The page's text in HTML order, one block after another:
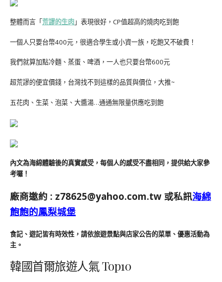
整體而言「荒謬的生肉」表現很好，CP值超高的燒肉吃到飽
一個人只要台幣400元，很適合學生或小資一族，吃飽又不破費！
我們就算加點冷麵、蒸蛋、啤酒，一人也只要台幣600元
超荒謬的便宜價錢，台灣找不到這樣的品質與價位，大推~
五花肉、生菜、泡菜、大醬湯…通通無限量供應吃到飽
內文為海綿體驗後的真實感受，每個人的感受不盡相同，提供給大家參
考囉！
廠商邀約 : z78625@yahoo.com.tw 或私訊海綿
飽飽的鳳梨城堡
食記、遊記皆有時效性，請依旅遊景點與店家公告的菜單、優惠活動為
主。
韓國首爾旅遊人氣 Top10